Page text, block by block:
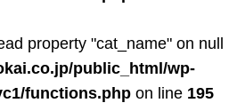
property "cat_name" on null
public_html/wp-
functions.php on line 195